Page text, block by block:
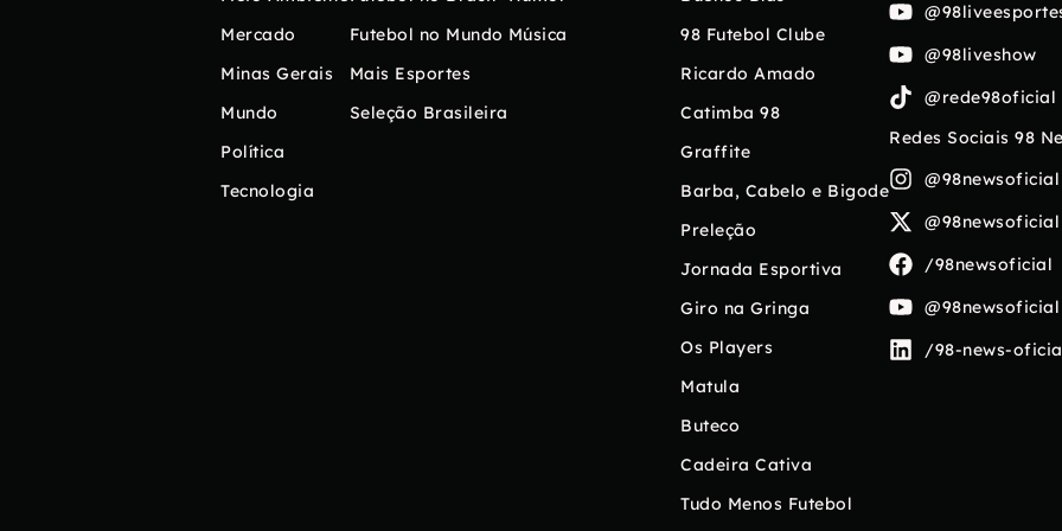
Mercado
Minas Gerais
Mundo
Política
Tecnologia
Futebol no Mundo
Mais Esportes
Seleção Brasileira
Música
98 Futebol Clube
Ricardo Amado
Catimba 98
Graffite
Barba, Cabelo e Bigode
Preleção
Jornada Esportiva
Giro na Gringa
Os Players
Matula
Buteco
Cadeira Cativa
Tudo Menos Futebol
@98liveshow
@rede98oficial
Redes Sociais 98
@98newsoficial
@98newsoficial
/98newsoficial
@98newsoficial
/98-news-